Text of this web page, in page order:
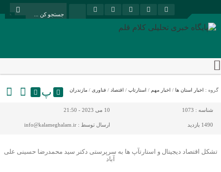
گروه : اخبار استان ها / اخبار مهم / استارتاپ / اقتصاد / فناوری / مازندران پ
شناسه : 1073 10 می 2023 - 21:50
1490 بازدید ارسال توسط :info@kalameghalam.ir
تشکل اقتصاد دیجیتال و استارتآپ ها به سرپرستی دکتر سید محمدرضا حسینی علی
آباد